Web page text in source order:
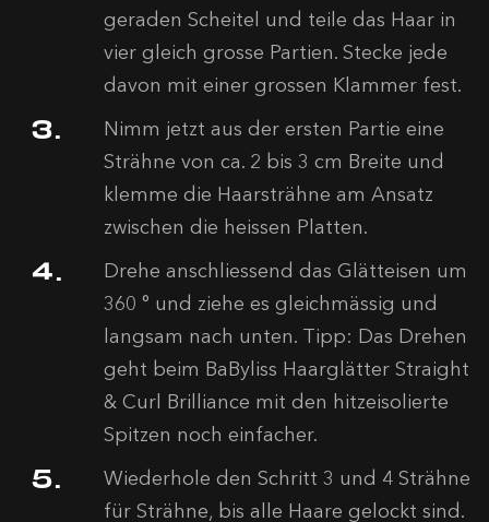
geraden Scheitel und teile das Haar in
vier gleich grosse Partien. Stecke jede
davon mit einer grossen Klammer fest.
Nimm jetzt aus der ersten Partie eine
Strähne von ca. 2 bis 3 cm Breite und
klemme die Haarsträhne am Ansatz
zwischen die heissen Platten.
Drehe anschliessend das Glätteisen um
360 ° und ziehe es gleichmässig und
langsam nach unten. Tipp: Das Drehen
geht beim BaByliss Haarglätter Straight
& Curl Brilliance mit den hitzeisolierte
Spitzen noch einfacher.
Wiederhole den Schritt 3 und 4 Strähne
für Strähne, bis alle Haare gelockt sind.